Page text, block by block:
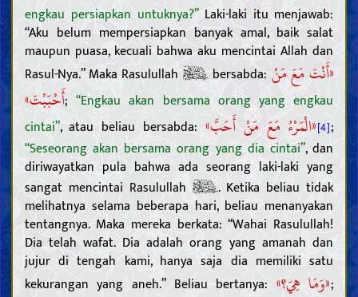
engkau persiapkan untuknya?”Laki-laki itu menjawab:
“Aku belum mempersiapkan banyak amal, baik salat
maupun puasa, kecuali bahwa aku mencintai Allah dan
Rasul-Nya.” Maka Rasulullah
bersabda: «أَنْتَ مَعَ مَنْ
أَحْبَبْتَ»; “Engkau akan bersama orang yang engkau
cintai”, atau beliau bersabda: «الْمَرْءُ مَعَ مَنْ أَحَبَّ»[4];
“Seseorang akan bersama orang yang dia cintai”, dan
diriwayatkan pula bahwa ada seorang laki-laki yang
sangat mencintai Rasulullah
. Ketika beliau tidak
melihatnya selama beberapa hari, beliau menanyakan
tentangnya. Maka mereka berkata: “Wahai Rasulullah!
Dia telah wafat. Dia adalah orang yang amanah dan
jujur di tengah kami, hanya saja dia memiliki satu
kekurangan yang aneh.” Beliau bertanya: «وَمَا هِيَ؟»;